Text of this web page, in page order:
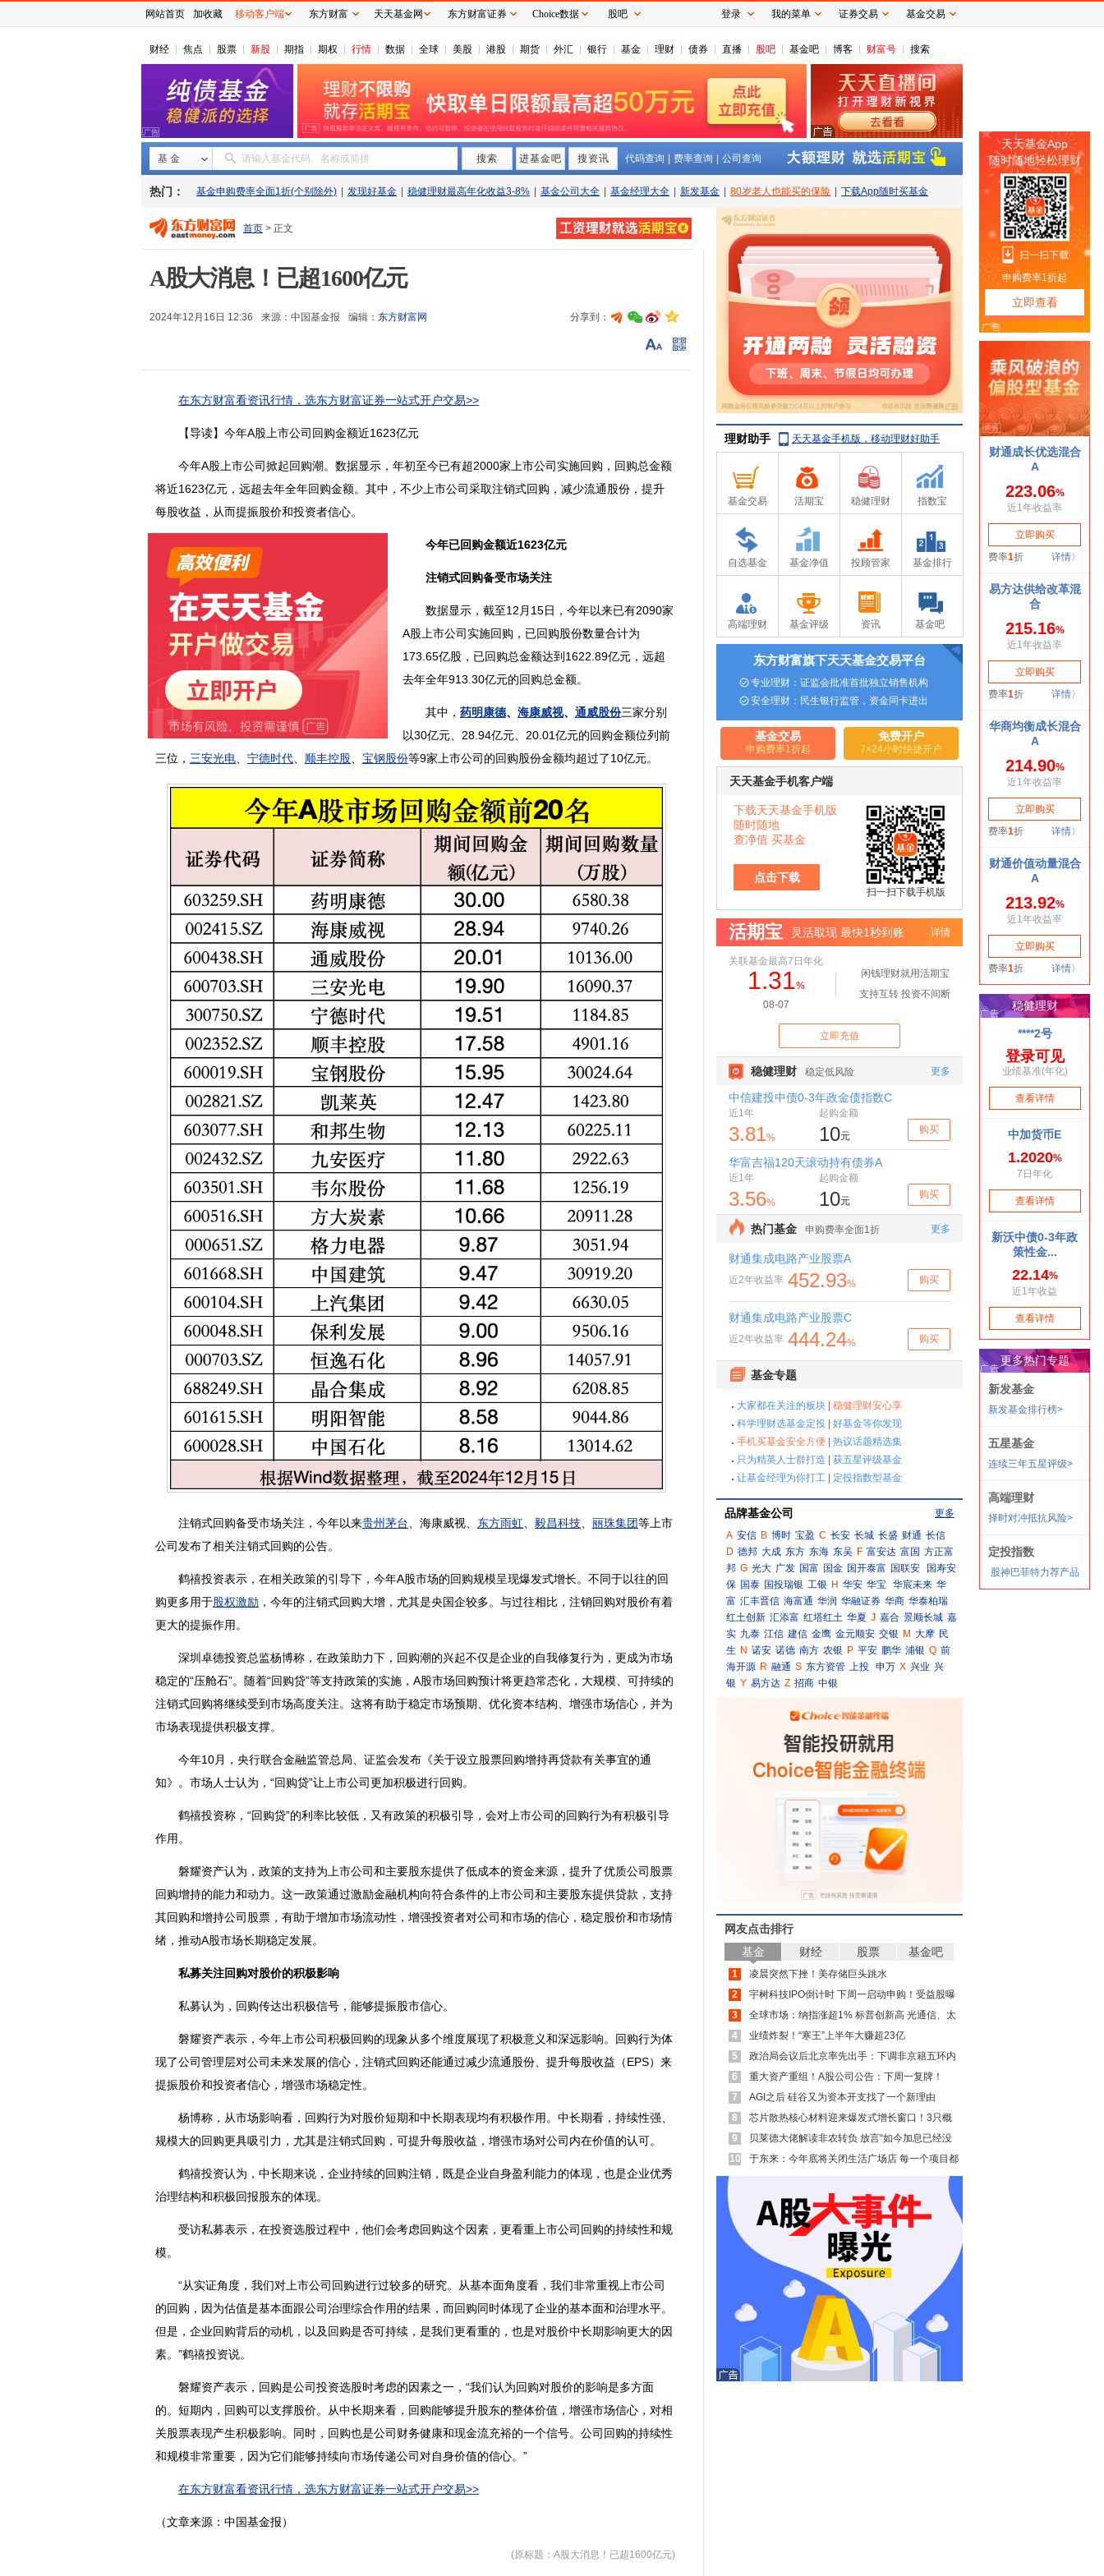
财经 焦点 股票 新股 期指 期权 行情 数据 全球 美股 港股 期货 外汇 银行 基金 理财 债券 直播 股吧 基金吧 博客 财富号 搜索
基 金 请输入基金代码、名称或简拼 搜索 进基金吧 搜资讯 代码查询 费率查询 公司查询
热门： 基金申购费率全面1折(个别除外) 发现好基金 稳健理财最高年化收益3-8% 基金公司大全 基金经理大全 新发基金 80岁老人也能买的保险 下载App随时买基金
首页 > 正文
A股大消息！已超1600亿元
2024年12月16日 12:36 来源： 中国基金报 编辑： 东方财富网 分享到：
在东方财富看资讯行情，选东方财富证券一站式开户交易>>
【导读】今年A股上市公司回购金额近1623亿元
今年A股上市公司掀起回购潮。数据显示，年初至今已有超2000家上市公司实施回购，回购总金额
将近1623亿元，远超去年全年回购金额。其中，不少上市公司采取注销式回购，减少流通股份，提升
每股收益，从而提振股价和投资者信心。
今年已回购金额近1623亿元
注销式回购备受市场关注
数据显示，截至12月15日，今年以来已有2090家
A股上市公司实施回购，已回购股份数量合计为
173.65亿股，已回购总金额达到1622.89亿元，远超
去年全年913.30亿元的回购总金额。
其中， 药明康德、 海康威视、 通威股份三家分别
以30亿元、28.94亿元、20.01亿元的回购金额位列前
三位， 三安光电 宁德时代 顺丰控股 宝钢股份等9家上市公司的回购股份金额均超过了10亿元。
注销式回购备受市场关注，今年以来贵州茅台 海康威视 东方雨虹 毅昌科技 丽珠集团等上市
公司发布了相关注销式回购的公告。
鹤禧投资表示，在相关政策的引导下，今年A股市场的回购规模呈现爆发式增长。不同于以往的回
购更多用于股权激励 ，今年的注销式回购大增，尤其是央国企较多。与过往相比，注销回购对股价有着
更大的提振作用。
深圳卓德投资总监杨博称，在政策助力下，回购潮的兴起不仅是企业的自我修复行为，更成为市场
稳定的“压舱石”。随着“回购贷”等支持政策的实施，A股市场回购预计将更趋常态化，大规模、可持续的
注销式回购将继续受到市场高度关注。这将有助于稳定市场预期、优化资本结构、增强市场信心，并为
市场表现提供积极支撑。
今年10月，央行联合金融监管总局、证监会发布《关于设立股票回购增持再贷款有关事宜的通
知》。市场人士认为，“回购贷”让上市公司更加积极进行回购。
鹤禧投资称，“回购贷”的利率比较低，又有政策的积极引导，会对上市公司的回购行为有积极引导
作用。
磐耀资产认为，政策的支持为上市公司和主要股东提供了低成本的资金来源，提升了优质公司股票
回购增持的能力和动力。这一政策通过激励金融机构向符合条件的上市公司和主要股东提供贷款，支持
其回购和增持公司股票，有助于增加市场流动性，增强投资者对公司和市场的信心，稳定股价和市场情
绪，推动A股市场长期稳定发展。
私募关注回购对股价的积极影响
私募认为，回购传达出积极信号，能够提振股市信心。
磐耀资产表示，今年上市公司积极回购的现象从多个维度展现了积极意义和深远影响。回购行为体
现了公司管理层对公司未来发展的信心，注销式回购还能通过减少流通股份、提升每股收益（EPS）来
提振股价和投资者信心，增强市场稳定性。
杨博称，从市场影响看，回购行为对股价短期和中长期表现均有积极作用。中长期看，持续性强、
规模大的回购更具吸引力，尤其是注销式回购，可提升每股收益，增强市场对公司内在价值的认可。
鹤禧投资认为，中长期来说，企业持续的回购注销，既是企业自身盈利能力的体现，也是企业优秀
治理结构和积极回报股东的体现。
受访私募表示，在投资选股过程中，他们会考虑回购这个因素，更看重上市公司回购的持续性和规
模。
“从实证角度，我们对上市公司回购进行过较多的研究。从基本面角度看，我们非常重视上市公司
的回购，因为估值是基本面跟公司治理综合作用的结果，而回购同时体现了企业的基本面和治理水平。
但是，企业回购背后的动机，以及回购是否可持续，是我们更看重的，也是对股价中长期影响更大的因
素。”鹤禧投资说。
磐耀资产表示，回购是公司投资选股时考虑的因素之一，“我们认为回购对股价的影响是多方面
的。短期内，回购可以支撑股价。从中长期来看，回购能够提升股东的整体价值，增强市场信心，对相
关股票表现产生积极影响。同时，回购也是公司财务健康和现金流充裕的一个信号。公司回购的持续性
和规模非常重要，因为它们能够持续向市场传递公司对自身价值的信心。”
在东方财富看资讯行情，选东方财富证券一站式开户交易>>
（文章来源：中国基金报）
(原标题：A股大消息！已超1600亿元)
理财助手 天天基金手机版，移动理财好助手
基金交易 活期宝 稳健理财 指数宝
自选基金 基金净值 投顾管家 基金排行
高端理财 基金评级 资讯 基金吧
品牌基金公司
更多
A 安信 B 博时 宝盈 C 长安 长城 长盛 财通 长信
D 德邦 大成 东方 东海 东吴 F 富安达 富国 方正富
邦 G 光大 广发 国富 国金 国开泰富 国联安
国寿安
保 国泰 国投瑞银 工银 H 华安 华宝 华宸未来 华
富 汇丰晋信 海富通 华润 华融证券 华商 华泰柏瑞
红土创新 汇添富 红塔红土 华夏 J 嘉合 景顺长城 嘉
实 九泰 江信 建信 金鹰 金元顺安 交银 M 大摩 民
生 N 诺安 诺德 南方 农银 P 平安 鹏华 浦银 Q 前
海开源 R 融通 S 东方资管 上投 申万 X 兴业 兴
银 Y 易方达 Z 招商 中银
网友点击排行
基金
财经 股票 基金吧
1
凌晨突然下挫！美存储巨头跳水
2
宇树科技IPO倒计时 下周一启动申购！受益股曝
光
3
全球市场：纳指涨超1% 标普创新高 光通信、太
空板块大涨 SpaceX涨超15%
4
业绩炸裂！“寒王”上半年大赚超23亿
5
政治局会议后北京率先出手：下调非京籍五环内
购房门槛 公积金贷款最高可达340万元
6
重大资产重组！A股公司公告：下周一复牌！
7
AGI之后 硅谷又为资本开支找了一个新理由
8
芯片散热核心材料迎来爆发式增长窗口！3只概
念股年内涨幅翻倍
9
贝莱德大佬解读非农转负 放言“如今加息已经没
有太大意义”
10
于东来：今年底将关闭生活广场店 每一个项目都
网站首页 加收藏 移动客户端 东方财富 天天基金网 东方财富证券 Choice数据 股吧 登录 我的菜单 证券交易 基金交易